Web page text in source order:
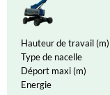
Hauteur de travail (m)
Type de nacelle
Déport maxi (m)
Energie